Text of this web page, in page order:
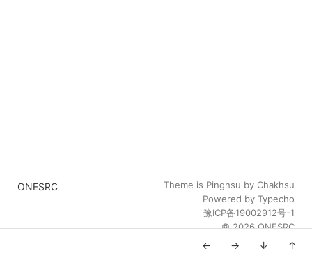
← → ↓ ↑
ONESRC Theme is Pinghsu by Chakhsu
Powered by Typecho
豫ICP备19002912号-1
© 2026ONESRC